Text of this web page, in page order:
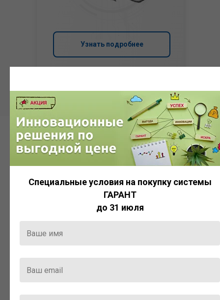
Узнать подробнее
Компания «Гарант» стала
победителем премии «Время
Система
ГАРАНТ
Актуальная правовая информация
и инструменты для максимально
эффективной работы с ней.
Специальные условия на покупку системы
ГАРАНТ
до 31 июля